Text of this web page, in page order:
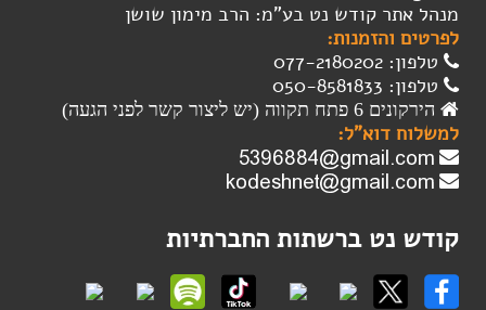
מנהל אתר קודש נט בע"מ: הרב מימון שושן
לפרטים והזמנות:
טלפון: 077-2180202
טלפון: 050-8581833
הירקונים 6 פתח תקווה (יש ליצור קשר לפני הגעה)
למשלוח דוא"ל:
קודש נט ברשתות החברתיות